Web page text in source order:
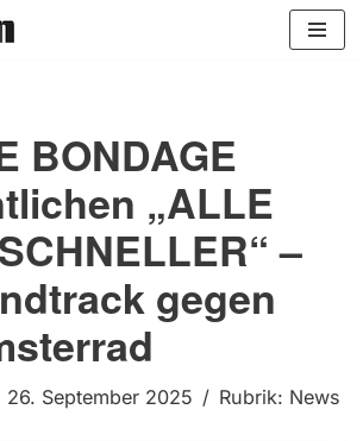
BONDAGE
„ALLE
–
gegen
26. September 2025 Rubrik: News